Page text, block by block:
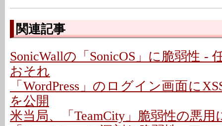
関連記事
SonicWallの「SonicOS」に脆弱性 -
おそれ
「WordPress」のログイン画面に
を公開
米当局、「TeamCity」脆弱性の悪用